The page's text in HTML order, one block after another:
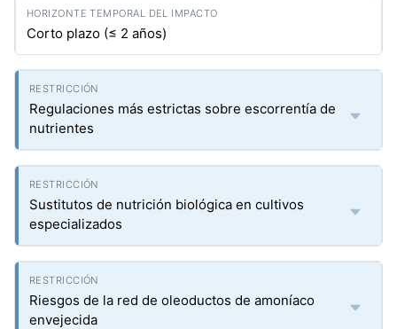
Corto plazo (≤ 2 años)
Regulaciones más estrictas sobre escorrentía de
nutrientes
Sustitutos de nutrición biológica en cultivos
especializados
Riesgos de la red de oleoductos de amoníaco
envejecida